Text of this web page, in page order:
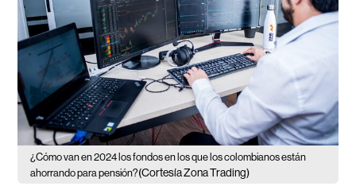
¿Cómo van en 2024 los fondos en los que los colombianos están
ahorrando para pensión?(Cortesía Zona Trading)